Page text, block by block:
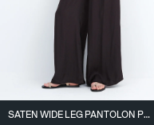
SATEN WIDE LEG PANTOLON PN17298